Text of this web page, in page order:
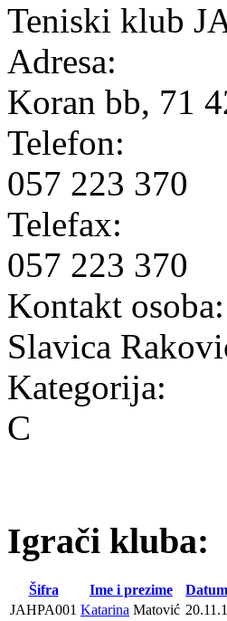
Teniski klub
Adresa:
Koran bb, 71
Telefon:
057 223 370
Telefax:
057 223 370
Kontakt osoba:
Slavica
Kategorija:
C
Igrači kluba:
Šifra Ime i prezime
JAHPA001 Katarina Matović